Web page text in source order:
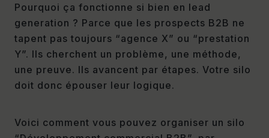
Pourquoi ça fonctionne si bien en lead
generation ? Parce que les prospects B2B ne
tapent pas toujours “agence X” ou “prestation
Y”. Ils cherchent un problème, une méthode,
une preuve. Ils avancent par étapes. Votre silo
doit donc épouser leur logique.
Voici comment vous pouvez organiser un silo